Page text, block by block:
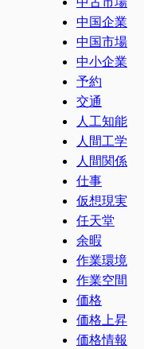
中国企業
中国市場
中小企業
予約
交通
人工知能
人間工学
人間関係
仕事
仮想現実
任天堂
余暇
作業環境
作業空間
価格
価格上昇
価格情報